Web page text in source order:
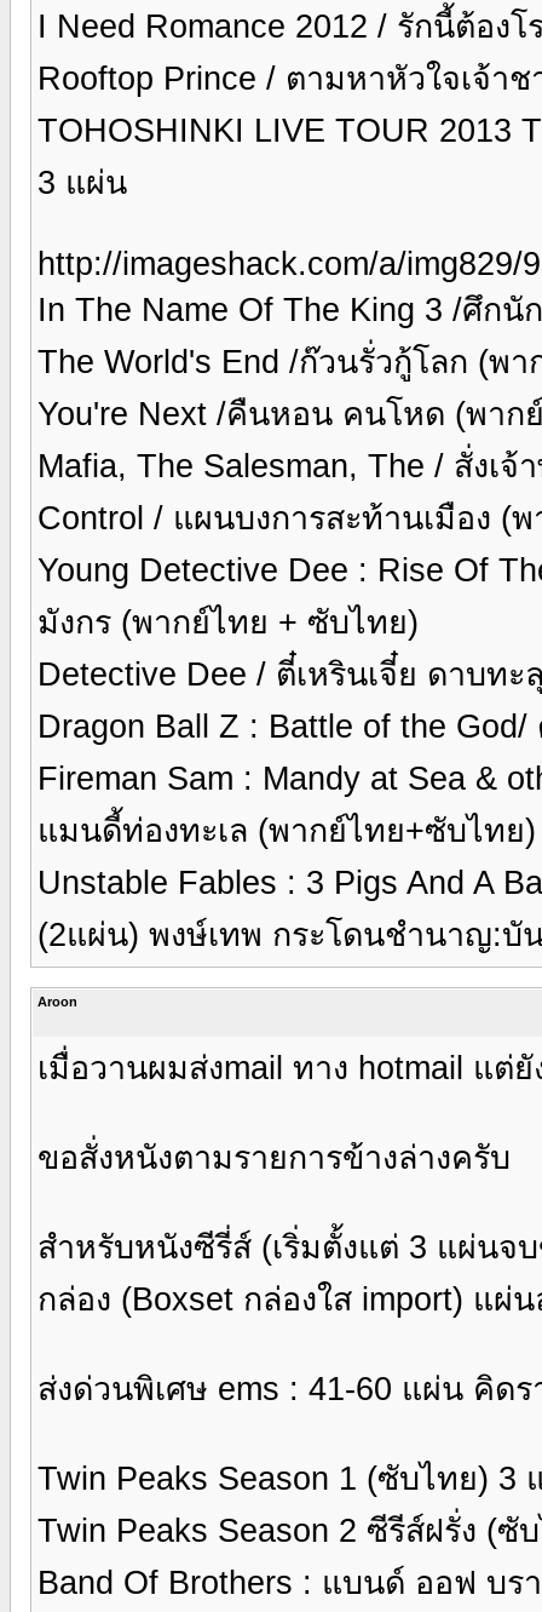
I Need Romance 2012 / รักนี้ต้อง
Rooftop Prince / ตามหาหัวใจเจ้า
TOHOSHINKI LIVE TOUR 2013
3 แผ่น
http://imageshack.com/a/img829/
In The Name Of The King 3 /ศึก
The World's End /ก๊วนรั่วกู้โลก (พ
You're Next /คืนหอน คนโหด (พาก
Mafia, The Salesman, The / สั่งเ
Control / แผนบงการสะท้านเมือง (
Young Detective Dee : Rise Of
มังกร (พากย์ไทย + ซับไทย)
Detective Dee / ตี๋เหรินเจี๋ย ดาบท
Dragon Ball Z : Battle of the
Fireman Sam : Mandy at Sea &
แมนดี้ท่องทะเล (พากย์ไทย+ซับไทย)
Unstable Fables : 3 Pigs And A
(2แผ่น) พงษ์เทพ กระโดนชำนาญ:บั
Aroon
เมื่อวานผมส่งmail ทาง hotmail แต่
ขอสั่งหนังตามรายการข้างล่างครับ
สำหรับหนังซีรี่ส์ (เริ่มตั้งแต่ 3 แผ่น
กล่อง (Boxset กล่องใส import) แผ่
ส่งด่วนพิเศษ ems : 41-60 แผ่น คิด
Twin Peaks Season 1 (ซับไทย) 3
Twin Peaks Season 2 ซีรีส์ฝรั่ง (ซั
Band Of Brothers : แบนด์ ออฟ บร